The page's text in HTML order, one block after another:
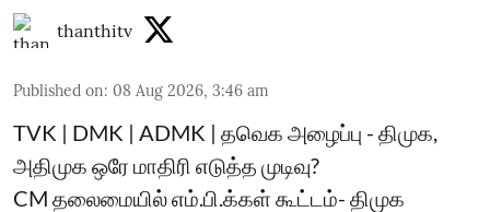
thanthitv
Published on: 08 Aug 2026, 3:46 am
TVK | DMK | ADMK | தவெக அழைப்பு - திமுக,
அதிமுக ஒரே மாதிரி எடுத்த முடிவு?
CM தலைமையில் எம்.பி.க்கள் கூட்டம்- திமுக